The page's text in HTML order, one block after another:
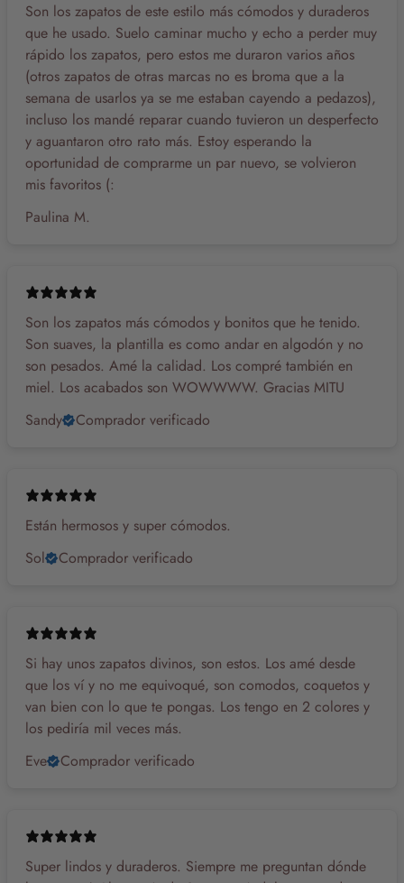
Son los zapatos de este estilo más cómodos y duraderos
que he usado. Suelo caminar mucho y echo a perder muy
rápido los zapatos, pero estos me duraron varios años
(otros zapatos de otras marcas no es broma que a la
semana de usarlos ya se me estaban cayendo a pedazos),
incluso los mandé reparar cuando tuvieron un desperfecto
y aguantaron otro rato más. Estoy esperando la
oportunidad de comprarme un par nuevo, se volvieron
mis favoritos (:
Paulina M.
Son los zapatos más cómodos y bonitos que he tenido.
Son suaves, la plantilla es como andar en algodón y no
son pesados. Amé la calidad. Los compré también en
miel. Los acabados son WOWWWW. Gracias MITU
Sandy
Comprador verificado
Están hermosos y super cómodos.
Sol
Comprador verificado
Si hay unos zapatos divinos, son estos. Los amé desde
que los ví y no me equivoqué, son comodos, coquetos y
van bien con lo que te pongas. Los tengo en 2 colores y
los pediría mil veces más.
Eve
Comprador verificado
Super lindos y duraderos. Siempre me preguntan dónde